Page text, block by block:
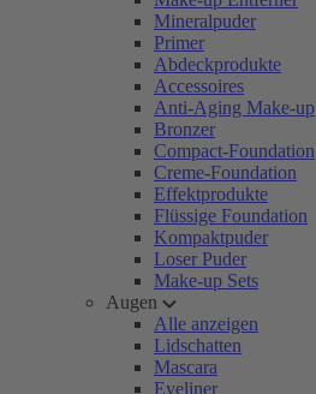
Mineralpuder
Primer
Abdeckprodukte
Accessoires
Anti-Aging Make-up
Bronzer
Compact-Foundation
Creme-Foundation
Effektprodukte
Flüssige Foundation
Kompaktpuder
Loser Puder
Make-up Sets
Augen
Alle anzeigen
Lidschatten
Mascara
Eyeliner